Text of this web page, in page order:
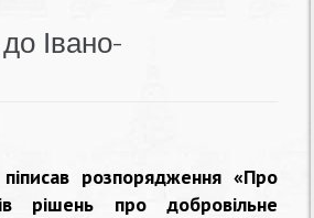
Івано-
розпорядження «Про
рішень про добровільне